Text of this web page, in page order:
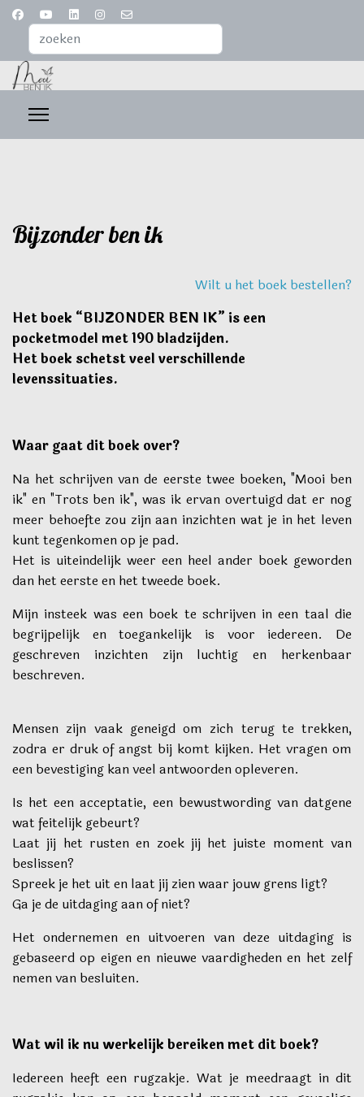
Zoeken...
Bijzonder ben ik
Wilt u het boek bestellen?
Het boek “BIJZONDER BEN IK” is een
pocketmodel met 190 bladzijden.
Het boek schetst veel verschillende
levenssituaties.
Waar gaat dit boek over?
Na het schrijven van de eerste twee boeken, "Mooi ben
ik" en "Trots ben ik", was ik ervan overtuigd dat er nog
meer behoefte zou zijn aan inzichten wat je in het leven
kunt tegenkomen op je pad.
Het is uiteindelijk weer een heel ander boek geworden
dan het eerste en het tweede boek.
Mijn insteek was een boek te schrijven in een taal die
begrijpelijk en toegankelijk is voor iedereen. De
geschreven inzichten zijn luchtig en herkenbaar
beschreven.
Mensen zijn vaak geneigd om zich terug te trekken,
zodra er druk of angst bij komt kijken. Het vragen om
een bevestiging kan veel antwoorden opleveren.
Is het een acceptatie, een bewustwording van datgene
wat feitelijk gebeurt?
Laat jij het rusten en zoek jij het juiste moment van
beslissen?
Spreek je het uit en laat jij zien waar jouw grens ligt?
Ga je de uitdaging aan of niet?
Het ondernemen en uitvoeren van deze uitdaging is
gebaseerd op eigen en nieuwe vaardigheden en het zelf
nemen van besluiten.
Wat wil ik nu werkelijk bereiken met dit boek?
Iedereen heeft een rugzakje. Wat je meedraagt in dit